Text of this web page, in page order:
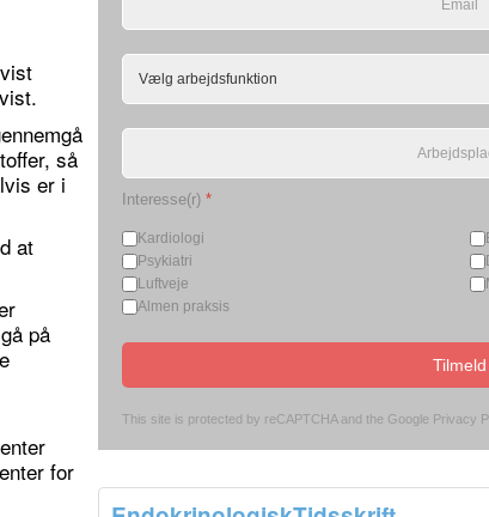
så
er i
at
på
for
Interesse(r) *
Kardiologi
Psykiatri
Luftveje
Almen praksis
Tilmeld
This site is protected by reCAPTCHA and the Google Privacy